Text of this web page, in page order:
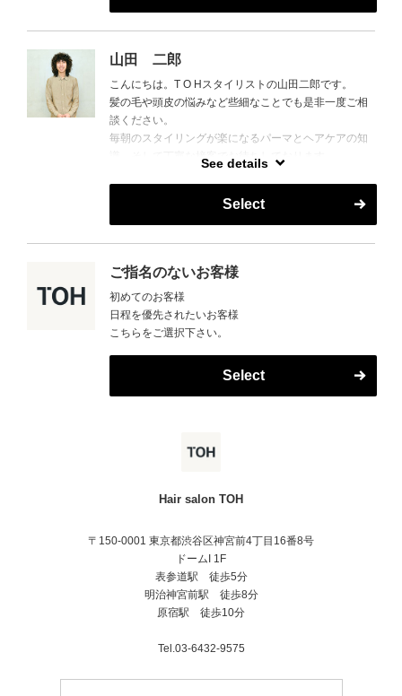
山田 二郎
こんにちは。T O Hスタイリストの山田二郎です。
髪の毛や頭皮の悩みなど些細なことでも是非一度ご相
談ください。
毎朝のスタイリングが楽になるパーマとヘアケアの知
よろしくお願いします。
See details
Select
ご指名のないお客様
初めてのお客様
日程を優先されたいお客様
こちらをご選択下さい。
Select
Hair salon TOH
〒150-0001 東京都渋谷区神宮前4丁目16番8号
ドームI 1F
表参道駅 徒歩5分
明治神宮前駅 徒歩8分
原宿駅 徒歩10分
Tel.03-6432-9575